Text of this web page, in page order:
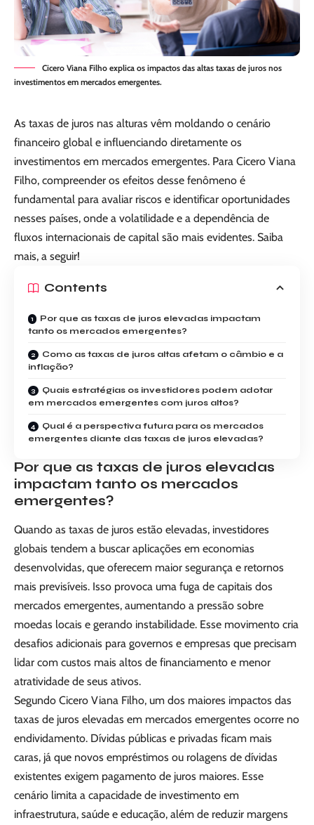
Cicero Viana Filho explica os impactos das altas taxas de juros nos
investimentos em mercados emergentes.
As taxas de juros nas alturas vêm moldando o cenário
financeiro global e influenciando diretamente os
investimentos em mercados emergentes. Para Cicero Viana
Filho, compreender os efeitos desse fenômeno é
fundamental para avaliar riscos e identificar oportunidades
nesses países, onde a volatilidade e a dependência de
fluxos internacionais de capital são mais evidentes. Saiba
mais, a seguir!
Contents
Por que as taxas de juros elevadas impactam
tanto os mercados emergentes?
Como as taxas de juros altas afetam o câmbio e a
inflação?
Quais estratégias os investidores podem adotar
em mercados emergentes com juros altos?
Qual é a perspectiva futura para os mercados
emergentes diante das taxas de juros elevadas?
Por que as taxas de juros elevadas
impactam tanto os mercados
emergentes?
Quando as taxas de juros estão elevadas, investidores
globais tendem a buscar aplicações em economias
desenvolvidas, que oferecem maior segurança e retornos
mais previsíveis. Isso provoca uma fuga de capitais dos
mercados emergentes, aumentando a pressão sobre
moedas locais e gerando instabilidade. Esse movimento cria
desafios adicionais para governos e empresas que precisam
lidar com custos mais altos de financiamento e menor
atratividade de seus ativos.
Segundo Cicero Viana Filho, um dos maiores impactos das
taxas de juros elevadas em mercados emergentes ocorre no
endividamento. Dívidas públicas e privadas ficam mais
caras, já que novos empréstimos ou rolagens de dívidas
existentes exigem pagamento de juros maiores. Esse
cenário limita a capacidade de investimento em
infraestrutura, saúde e educação, além de reduzir margens